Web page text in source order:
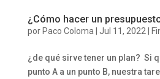
¿Cómo hacer un
por Paco Coloma Jul 11, 2022
¿de qué sirve tener un plan? Si
punto A a un punto B, nuestra